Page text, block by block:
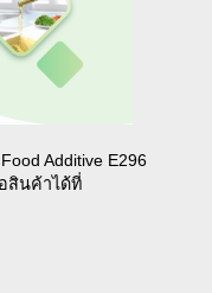
Additive E296
สินค้าได้ที่